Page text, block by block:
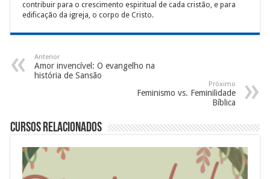
contribuir para o crescimento espiritual de cada cristão, e para
edificação da igreja, o corpo de Cristo.
Anterior
Amor invencível: O evangelho na
história de Sansão
Próximo
Feminismo vs. Feminilidade
Bíblica
Cursos Relacionados